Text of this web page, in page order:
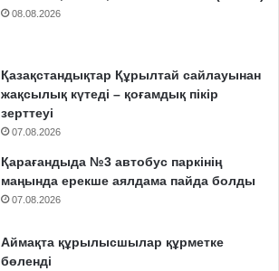
08.08.2026
Қазақстандықтар Құрылтай сайлауынан
жақсылық күтеді – қоғамдық пікір
зерттеуі
07.08.2026
Қарағандыда №3 автобус паркінің
маңында ерекше аялдама пайда болды
07.08.2026
Аймақта құрылысшылар құрметке
бөленді